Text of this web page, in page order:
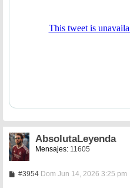
AbsolutaLeyenda
Mensajes: 11605
#3954MDom Jun 14, 2026 3:25 pm